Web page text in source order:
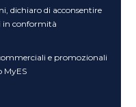
dichiaro di acconsentire
in conformità
e promozionali
MyES